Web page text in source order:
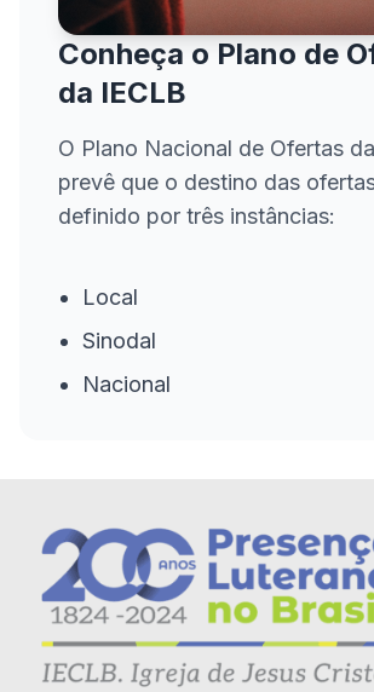
Conheça o Plano de
da IECLB
O Plano Nacional de Ofertas
prevê que o destino das
definido por três instâncias:
Local
Sinodal
Nacional